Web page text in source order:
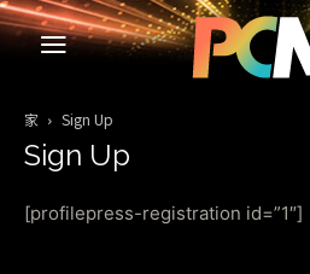
家 Sign Up
Sign Up
[profilepress-registration id=”1″]